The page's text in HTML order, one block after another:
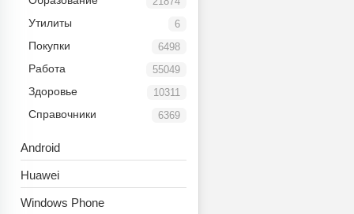
6
Утилиты
6498
Покупки
55049
Работа
10311
Здоровье
6369
Справочники
Android
Huawei
Windows Phone